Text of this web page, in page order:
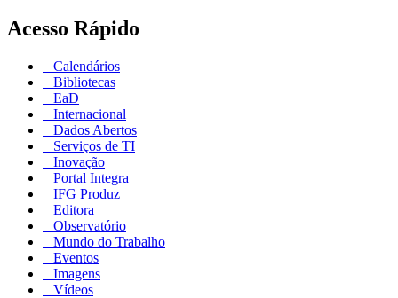
Acesso Rápido
Calendários
Bibliotecas
EaD
Internacional
Dados Abertos
Serviços de TI
Inovação
Portal Integra
IFG Produz
Editora
Observatório
Mundo do Trabalho
Eventos
Imagens
Vídeos